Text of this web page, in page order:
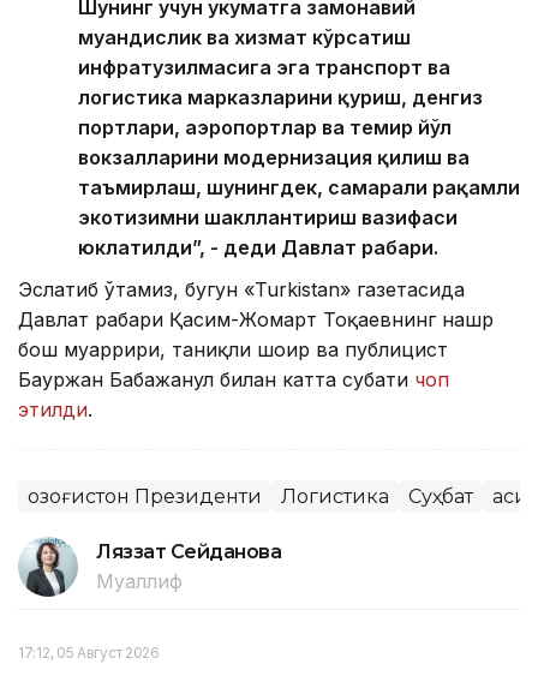
Шунинг учун ҳукуматга замонавий
муҳандислик ва хизмат кўрсатиш
инфратузилмасига эга транспорт ва
логистика марказларини қуриш, денгиз
портлари, аэропортлар ва темир йўл
вокзалларини модернизация қилиш ва
таъмирлаш, шунингдек, самарали рақамли
экотизимни шакллантириш вазифаси
юклатилди”, - деди Давлат раҳбари.
Эслатиб ўтамиз, бугун «Turkistan» газетасида
Давлат раҳбари Қасим-Жомарт Тоқаевнинг нашр
бош муҳаррири, таниқли шоир ва публицист
Бауржан Бабажанул билан катта суҳбати чоп
этилди.
Қозоғистон Президенти Логистика Суҳбат
Ляззат Сейданова
Муаллиф
17:12, 05 Август 2026